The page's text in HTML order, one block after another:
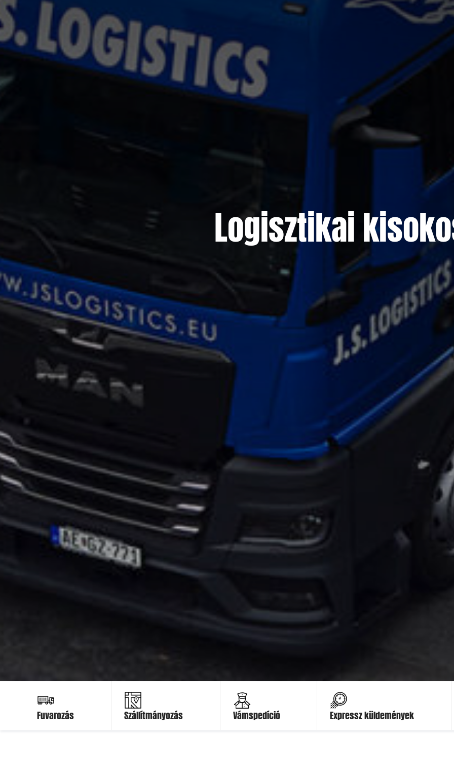
Logisztikai
Fuvarozás Szállítmányozás
Ajánlatot kérek
Vámspedíció
Ajánlatot kérek
Expressz küldemények
Ajánlatot kérek